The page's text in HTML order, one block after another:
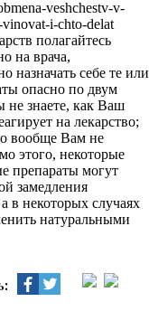
полагайтесь
на врача,
назначать себе те или
опасно по двум
знаете, как Ваш
на лекарство;
вообще Вам не
этого, некоторые
препараты могут
замедления
в некоторых случаях
натуральными